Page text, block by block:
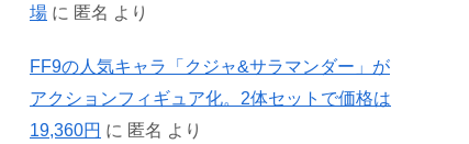
場 に 匿名 より
FF9の人気キャラ「クジャ&サラマンダー」が
アクションフィギュア化。2体セットで価格は
19,360円 に 匿名 より